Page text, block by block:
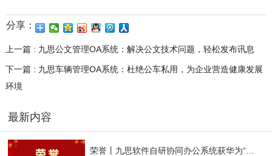
分享：
上一篇 : 九思公文管理OA系统：解决公文技术问题，轻松发布讯息
下一篇 : 九思车辆管理OA系统：杜绝公车私用，为企业营造健康发展
环境
最新内容